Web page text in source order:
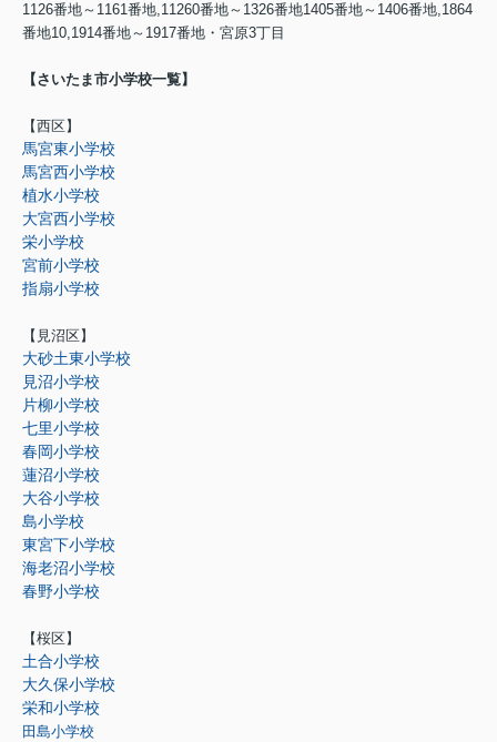
1126番地～1161番地,11260番地～1326番地1405番地～1406番地,1864
番地10,1914番地～1917番地・宮原3丁目
【さいたま市小学校一覧】
【西区】
馬宮東小学校
馬宮西小学校
植水小学校
大宮西小学校
栄小学校
宮前小学校
指扇小学校
【見沼区】
大砂土東小学校
見沼小学校
片柳小学校
七里小学校
春岡小学校
蓮沼小学校
大谷小学校
島小学校
東宮下小学校
海老沼小学校
春野小学校
【桜区】
土合小学校
大久保小学校
栄和小学校
田島小学校